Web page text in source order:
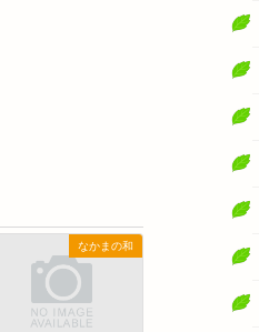
なかまの和